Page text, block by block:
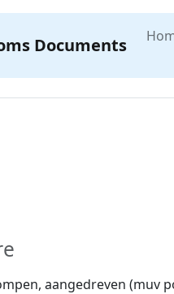
Documents
aangedreven (muv